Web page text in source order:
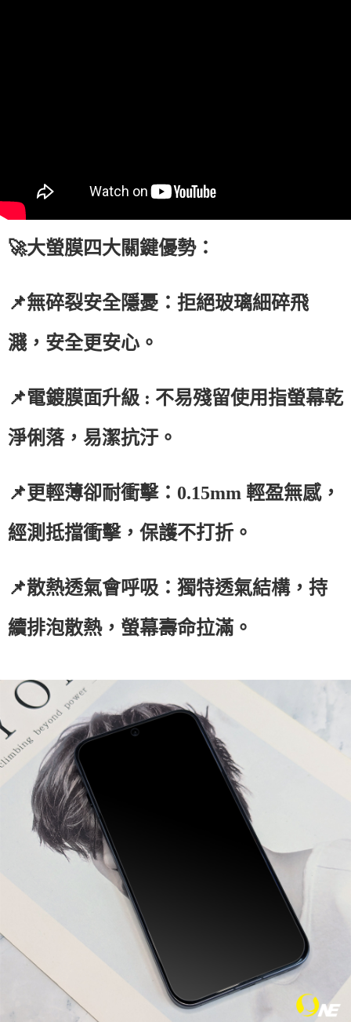
🚀大螢膜四大關鍵優勢：
📌無碎裂安全隱憂：拒絕玻璃細碎飛
濺，安全更安心。
📌電鍍膜面升級 : 不易殘留使用指螢幕乾
淨俐落，易潔抗汙。
📌更輕薄卻耐衝擊：0.15mm 輕盈無感，
經測抵擋衝擊，保護不打折。
📌散熱透氣會呼吸：獨特透氣結構，持
續排泡散熱，螢幕壽命拉滿。